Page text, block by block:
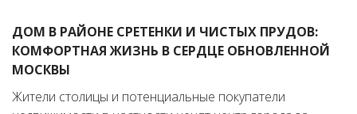
ДОМ В РАЙОНЕ СРЕТЕНКИ И ЧИСТЫХ ПРУДОВ:
КОМФОРТНАЯ ЖИЗНЬ В СЕРДЦЕ ОБНОВЛЕННОЙ
МОСКВЫ
Жители столицы и потенциальные покупатели